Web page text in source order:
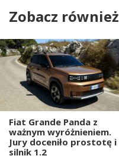
Zobacz również
Fiat Grande Panda z
ważnym wyróżnieniem.
Jury doceniło prostotę i
silnik 1.2